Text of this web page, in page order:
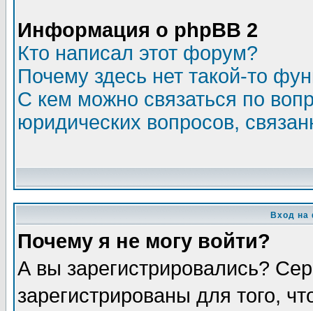
Информация о phpBB 2
Кто написал этот форум?
Почему здесь нет такой-то
С кем можно связаться по
юридических вопросов,
Вход на
Почему я не могу войти?
А вы зарегистрировались?
зарегистрированы для того,